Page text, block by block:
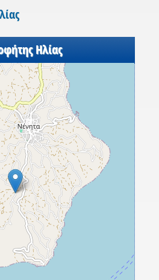
Ηλίας